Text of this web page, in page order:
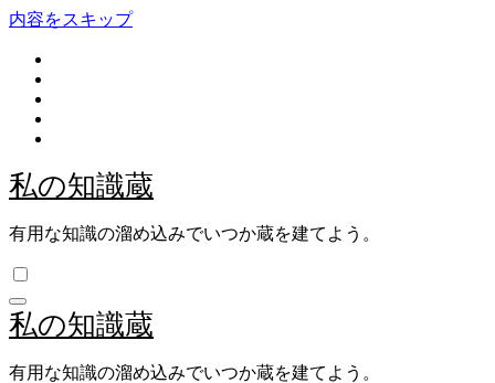
内容をスキップ
私の知識蔵
有用な知識の溜め込みでいつか蔵を建てよう。
私の知識蔵
有用な知識の溜め込みでいつか蔵を建てよう。